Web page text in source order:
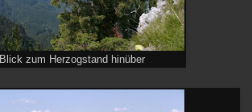
Blick zum Herzogstand hinüber